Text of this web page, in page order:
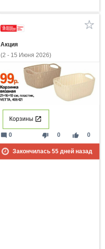
Акция
(2 - 15 Июня 2026)
Корзины
thumb_down 0 thumb_up 0
mode_comment 0
Закончилась 55дней назад